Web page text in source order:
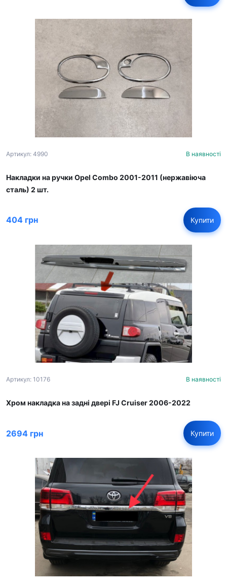
Артикул: 4990 В наявності
Накладки на ручки Opel Combo 2001-2011 (нержавіюча
сталь) 2 шт.
404 грн Купити
Артикул: 10176 В наявності
Хром накладка на задні двері FJ Cruiser 2006-2022
2694 грн Купити